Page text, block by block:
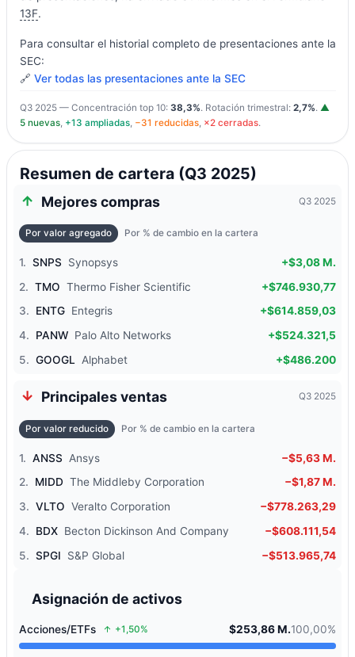
13F.
Para consultar el historial completo de presentaciones ante la
SEC:
🔗 Ver todas las presentaciones ante la SEC
Q3 2025 — Concentración top 10: 38,3%. Rotación trimestral: 2,7%. ▲
5 nuevas, +13 ampliadas, −31 reducidas, ×2 cerradas.
Resumen de cartera (Q3 2025)
Mejores compras Q3 2025
Por valor agregado Por % de cambio en la cartera
1. SNPS Synopsys
+$3,08 M.
2. TMO Thermo Fisher Scientific
+$746.930,77
3.
ENTG Entegris
+$614.859,03
4.
PANW Palo Alto Networks
+$524.321,5
5. GOOGL Alphabet +$486.200
Principales ventas Q3 2025
Por valor reducido Por % de cambio en la cartera
1. ANSS Ansys
−$5,63 M.
2.
MIDD The Middleby Corporation
−$1,87 M.
3. VLTO Veralto Corporation
−$778.263,29
4.
BDX Becton Dickinson And Company
−$608.111,54
5. SPGI S&P Global −$513.965,74
Asignación de activos
Acciones/ETFs +1,50% $253,86 M.100,00%